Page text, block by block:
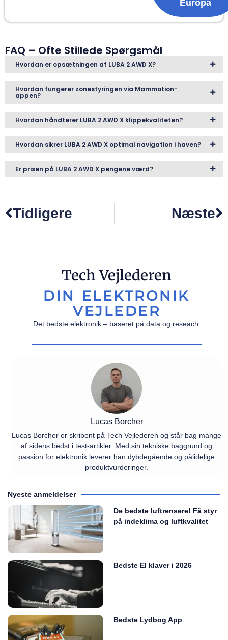
Europa
FAQ – Ofte Stillede Spørgsmål
Hvordan er opsætningen af LUBA 2 AWD X?
Hvordan fungerer zonestyringen via Mammotion-
appen?
Hvordan håndterer LUBA 2 AWD X klippekvaliteten?
Hvordan sikrer LUBA 2 AWD X optimal navigation i haven?
Er prisen på LUBA 2 AWD X pengene værd?
Tidligere Næste
Tech Vejlederen
DIN ELEKTRONIK
VEJLEDER
Det bedste elektronik – baseret på data og reseach.
Lucas Borcher
Lucas Borcher er skribent på Tech Vejlederen og står bag mange
af sidens bedst i test-artikler. Med sin tekniske baggrund og
passion for elektronik leverer han dybdegående og pålidelige
produktvurderinger.
Nyeste anmeldelser
De bedste luftrensere! Få styr
på indeklima og luftkvalitet
Bedste El klaver i 2026
Bedste Lydbog App